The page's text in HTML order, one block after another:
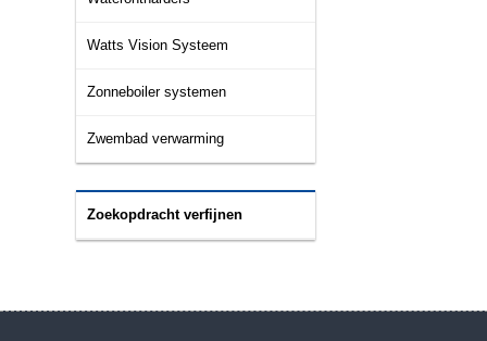
Watts Vision Systeem
Zonneboiler systemen
Zwembad verwarming
Zoekopdracht verfijnen